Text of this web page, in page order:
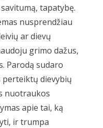
tapatybę.
nusprendžiau
ar dievų
grimo dažus,
Parodą sudaro
dievybių
nuotraukos
apie tai, ką
ir trumpa